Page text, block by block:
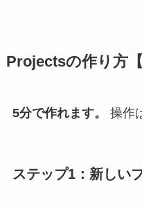
Projectsの作り方
5分で作れます。 操作
ステップ1：新しい